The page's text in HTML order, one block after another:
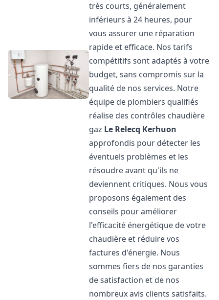
très courts, généralement
inférieurs à 24 heures, pour
vous assurer une réparation
rapide et efficace. Nos tarifs
compétitifs sont adaptés à votre
budget, sans compromis sur la
qualité de nos services. Notre
équipe de plombiers qualifiés
réalise des contrôles chaudière
gaz Le Relecq Kerhuon
approfondis pour détecter les
éventuels problèmes et les
résoudre avant qu'ils ne
deviennent critiques. Nous vous
proposons également des
conseils pour améliorer
l'efficacité énergétique de votre
chaudière et réduire vos
factures d'énergie. Nous
sommes fiers de nos garanties
de satisfaction et de nos
nombreux avis clients satisfaits.